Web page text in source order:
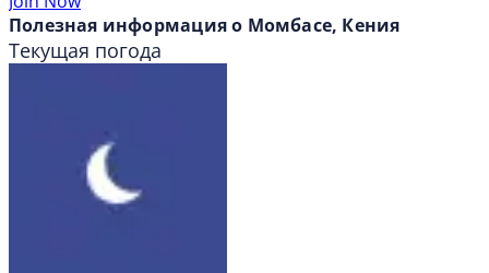
Полезная информация о Момбасе, Кения
Текущая погода